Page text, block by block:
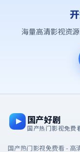
海量高清影视资
国产好剧
国产热门影视免费
国产热门影视免费看 - 高